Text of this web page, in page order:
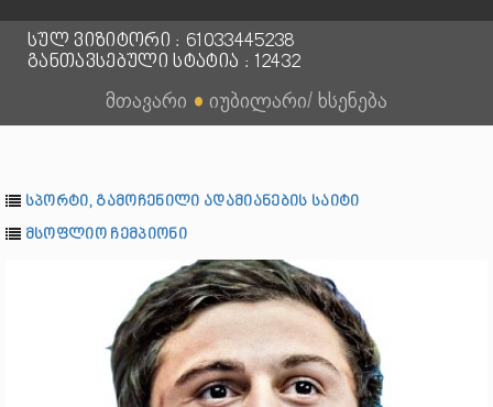
სულ ვიზიტორი : 61033445238
განთავსებული სტატია : 12432
მთავარი ● იუბილარი/ ხსენება
სპორტი, გამოჩენილი ადამიანების საიტი
მსოფლიო ჩემპიონი